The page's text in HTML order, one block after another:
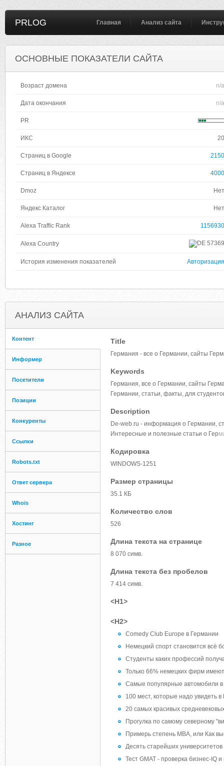
PRLOG Главная Анализ сайта
ОСНОВНЫЕ ПОКАЗАТЕЛИ САЙТА
Возраст домена n/a
Дата окончания n/a
PR
ИКС 20
Страниц в Google 2150
Страниц в Яндексе 4000
Dmoz Нет
Яндекс Каталог Нет
Alexa Traffic Rank 1156930
Alexa Country 57369
История изменения показателей Авторизация
АНАЛИЗ САЙТА
Контент
Информер
Посетители
Позиции
Конкуренты
Ссылки
Robots.txt
Ответ сервера
Whois
Хостинг
Разное
Title
Германия - все о Германии, сайты
Keywords
Германия, все о Германии, сайты
Германии, статьи, факты, для
Description
De-web.ru - информация о Германии,
Интересные и полезные статьи о Гер
Кодировка
WINDOWS-1251
Размер страницы
35.1 КБ
Количество слов
526
Длина текста на странице
8 070 симв.
Длина текста без пробелов
7 414 симв.
<H1>
<H2>
Comedy Club Europe в Германии
Немецкий спорт становится всё
Студенты каких профессий
Только 66% немецких фирм
Самые популярные автомобили
100 мест, которые надо увидеть
20 самых красивых
Прогулка по самому северному
Примерь степень MBA, или Как
Десять старейших
Тест GMAT - проверка бизнес-IQ